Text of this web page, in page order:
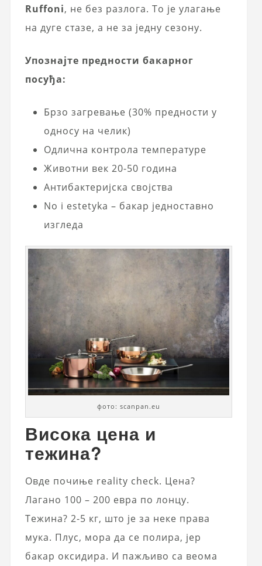
Ruffoni, не без разлога. То је улагање
на дуге стазе, а не за једну сезону.
Упознајте предности бакарног
посуђа:
Брзо загревање (30% предности у
односу на челик)
Одлична контрола температуре
Животни век 20-50 година
Антибактеријска својства
No i estetyka – бакар једноставно
изгледа
фото: scanpan.eu
Висока цена и
тежина?
Овде почиње reality check. Цена?
Лагано 100 – 200 евра по лонцу.
Тежина? 2-5 кг, што је за неке права
мука. Плус, мора да се полира, јер
бакар оксидира. И пажљиво са веома